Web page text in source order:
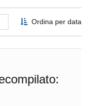
Ordina per data